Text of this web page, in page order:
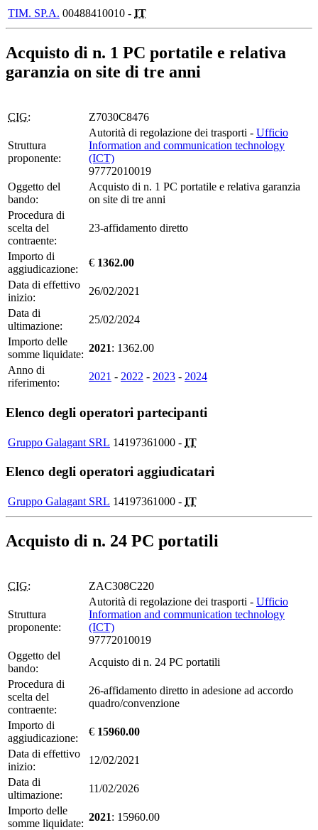
TIM. SP.A. 00488410010 - IT
Acquisto di n. 1 PC portatile e relativa
garanzia on site di tre anni
CIG: Z7030C8476
Struttura
proponente:
Autorità di regolazione dei trasporti - Ufficio
Information and communication technology
(ICT)
97772010019
Oggetto del
bando:
Acquisto di n. 1 PC portatile e relativa garanzia
on site di tre anni
Procedura di
scelta del
contraente:
23-affidamento diretto
Importo di
aggiudicazione:
€ 1362.00
Data di effettivo
inizio:
26/02/2021
Data di
ultimazione:
25/02/2024
Importo delle
somme liquidate:
2021: 1362.00
Anno di
riferimento:
2021 - 2022 - 2023 - 2024
Elenco degli operatori partecipanti
Gruppo Galagant SRL 14197361000 - IT
Elenco degli operatori aggiudicatari
Gruppo Galagant SRL 14197361000 - IT
Acquisto di n. 24 PC portatili
CIG: ZAC308C220
Struttura
proponente:
Autorità di regolazione dei trasporti - Ufficio
Information and communication technology
(ICT)
97772010019
Oggetto del
bando:
Acquisto di n. 24 PC portatili
Procedura di
scelta del
contraente:
26-affidamento diretto in adesione ad accordo
quadro/convenzione
Importo di
aggiudicazione:
€ 15960.00
Data di effettivo
inizio:
12/02/2021
Data di
ultimazione:
11/02/2026
Importo delle
somme liquidate:
2021: 15960.00